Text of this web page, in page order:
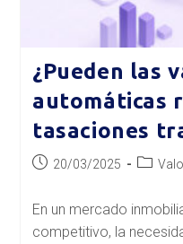
¿Pueden las
automáticas
tasaciones
Publicación
entrada:
20/03/2025
entrada:
En un mercado
competitivo, la